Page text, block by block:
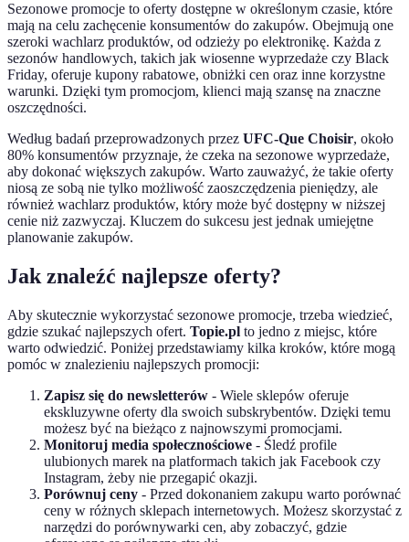
Sezonowe promocje to oferty dostępne w określonym czasie, które
mają na celu zachęcenie konsumentów do zakupów. Obejmują one
szeroki wachlarz produktów, od odzieży po elektronikę. Każda z
sezonów handlowych, takich jak wiosenne wyprzedaże czy Black
Friday, oferuje kupony rabatowe, obniżki cen oraz inne korzystne
warunki. Dzięki tym promocjom, klienci mają szansę na znaczne
oszczędności.
Według badań przeprowadzonych przez UFC-Que Choisir, około
80% konsumentów przyznaje, że czeka na sezonowe wyprzedaże,
aby dokonać większych zakupów. Warto zauważyć, że takie oferty
niosą ze sobą nie tylko możliwość zaoszczędzenia pieniędzy, ale
również wachlarz produktów, który może być dostępny w niższej
cenie niż zazwyczaj. Kluczem do sukcesu jest jednak umiejętne
planowanie zakupów.
Jak znaleźć najlepsze oferty?
Aby skutecznie wykorzystać sezonowe promocje, trzeba wiedzieć,
gdzie szukać najlepszych ofert. Topie.pl to jedno z miejsc, które
warto odwiedzić. Poniżej przedstawiamy kilka kroków, które mogą
pomóc w znalezieniu najlepszych promocji:
Zapisz się do newsletterów - Wiele sklepów oferuje
ekskluzywne oferty dla swoich subskrybentów. Dzięki temu
możesz być na bieżąco z najnowszymi promocjami.
Monitoruj media społecznościowe - Śledź profile
ulubionych marek na platformach takich jak Facebook czy
Instagram, żeby nie przegapić okazji.
Porównuj ceny - Przed dokonaniem zakupu warto porównać
ceny w różnych sklepach internetowych. Możesz skorzystać z
narzędzi do porównywarki cen, aby zobaczyć, gdzie